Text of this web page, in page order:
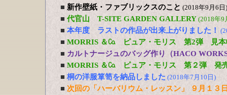
■ 新作壁紙・ファブリックスのこと (2018年9月6日)
■ 代官山 T-SITE GARDEN GALLERY (2018年9
■ 本年度 ラストの作品が出来上がりました！
■ MORRIS ＆㏇ ピュア・モリス 第2弾 見本
■ カルトナージュのバッグ作り（HACO
■ MORRIS ＆㏇ ピュア・モリス 第２弾 発
■ 桐の洋服箪笥を納品しました (2018年7月10日)
■ 次回の「ハーバリウム・レッスン」 ９月１３